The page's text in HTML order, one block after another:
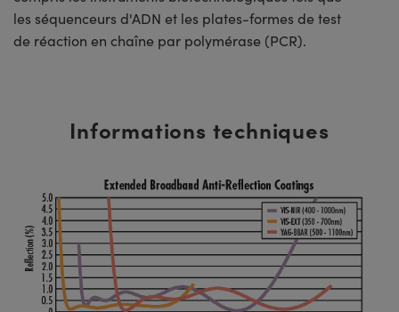
les séquenceurs d'ADN et les plates-formes de test
de réaction en chaîne par polymérase (PCR).
Informations techniques